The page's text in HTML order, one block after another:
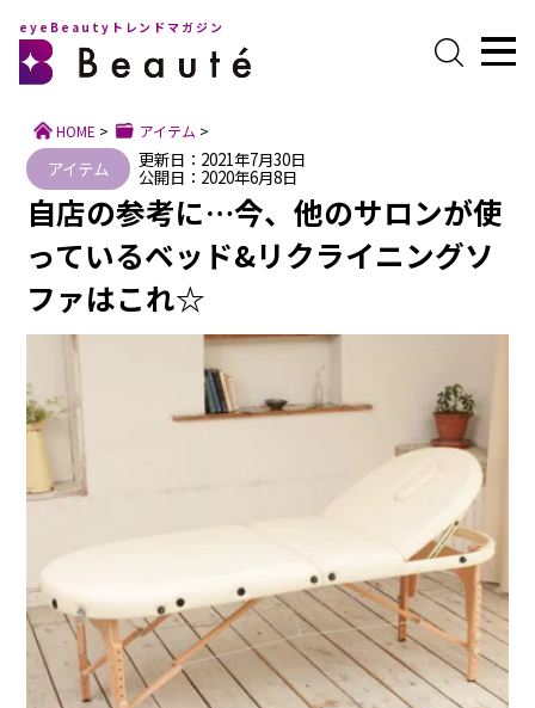
eyeBeautyトレンドマガジン
HOME > アイテム >
アイテム 更新日：2021年7月30日
公開日：2020年6月8日
自店の参考に…今、他のサロンが使
っているベッド&リクライニングソ
ファはこれ☆